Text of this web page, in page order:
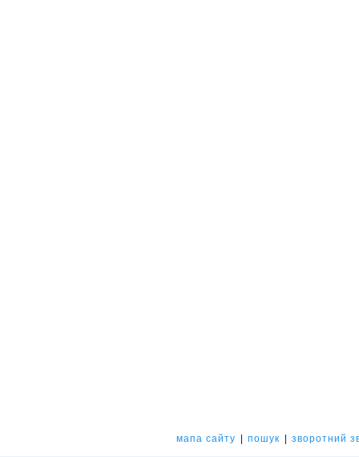
мапа сайту пошук зворотний